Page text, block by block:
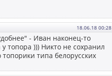
18.06.18 00:28
- Иван наконец-то
топора ))) Никто не сохранил
типа белорусских